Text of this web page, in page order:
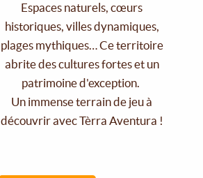
Espaces naturels, cœurs
historiques, villes dynamiques,
plages mythiques… Ce territoire
abrite des cultures fortes et un
patrimoine d'exception.
Un immense terrain de jeu à
découvrir avec Tèrra Aventura !